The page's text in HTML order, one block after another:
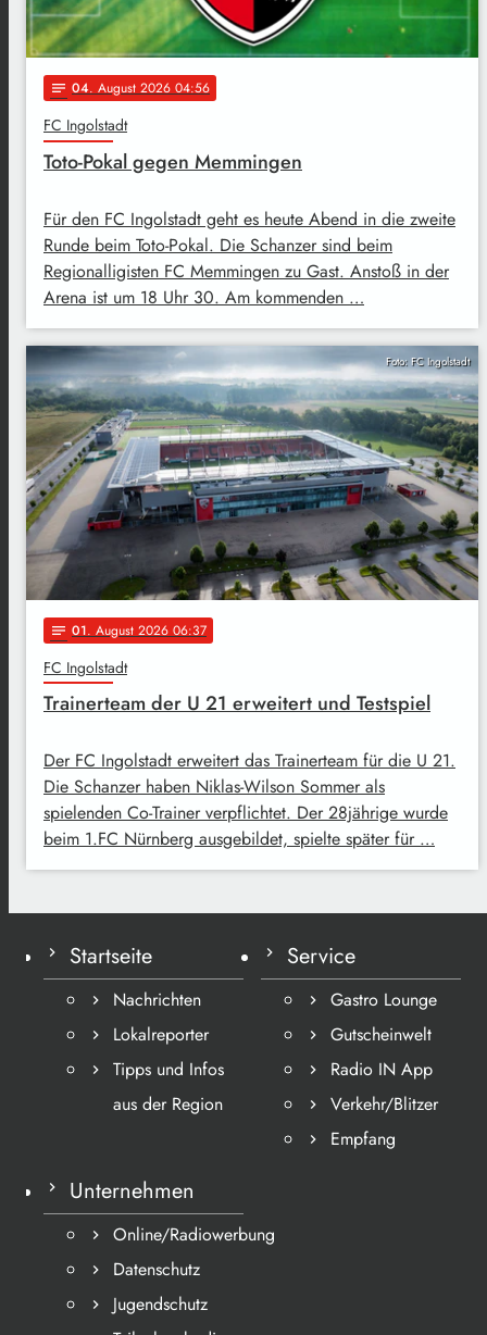
notes 04. August 2026 04:56
FC Ingolstadt
Toto-Pokal gegen Memmingen
Für den FC Ingolstadt geht es heute Abend in die zweite
Runde beim Toto-Pokal. Die Schanzer sind beim
Regionalligisten FC Memmingen zu Gast. Anstoß in der
Arena ist um 18 Uhr 30. Am kommenden …
Foto: FC Ingolstadt
notes 01. August 2026 06:37
FC Ingolstadt
Trainerteam der U 21 erweitert und Testspiel
Der FC Ingolstadt erweitert das Trainerteam für die U 21.
Die Schanzer haben Niklas-Wilson Sommer als
spielenden Co-Trainer verpflichtet. Der 28jährige wurde
beim 1.FC Nürnberg ausgebildet, spielte später für …
Startseite
Nachrichten
Lokalreporter
Tipps und Infos
aus der Region
Service
Gastro Lounge
Gutscheinwelt
Radio IN App
Verkehr/Blitzer
Empfang
Unternehmen
Online/Radiowerbung
Datenschutz
Jugendschutz